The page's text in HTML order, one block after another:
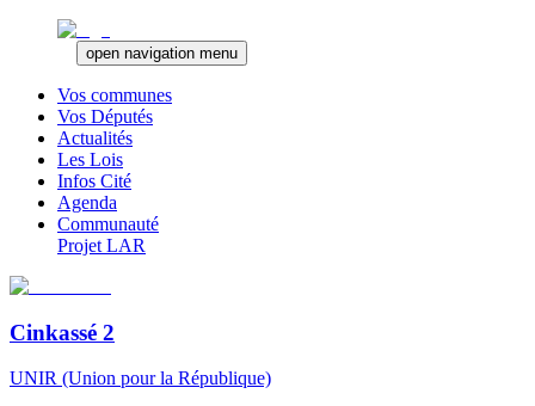
open navigation menu
Vos communes
Vos Députés
Actualités
Les Lois
Infos Cité
Agenda
Communauté
Projet LAR
Cinkassé 2
UNIR (Union pour la République)